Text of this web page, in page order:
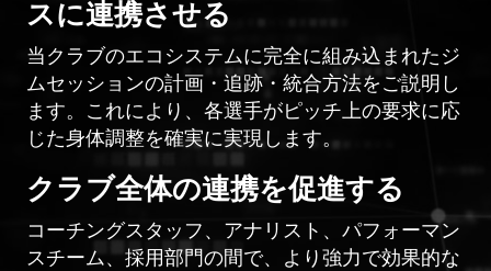
スに連携させる
当クラブのエコシステムに完全に組み込まれたジ
ムセッションの計画・追跡・統合方法をご説明し
ます。これにより、各選手がピッチ上の要求に応
じた身体調整を確実に実現します。
クラブ全体の連携を促進する
コーチングスタッフ、アナリスト、パフォーマン
スチーム、採用部門の間で、より強力で効果的な